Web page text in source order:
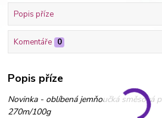
Popis příze
Komentáře 0
Popis příze
Novinka - oblíbená jemňoučká směsová
270m/100g